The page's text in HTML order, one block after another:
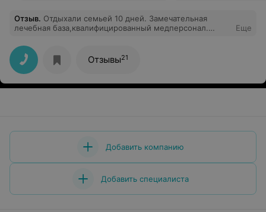
Отзыв. Отдыхали семьей 10 дней. Замечательная
лечебная база,квалифицированный медперсонал.
Николаевну,врача -гинеколога -Алину Брониславовну.
Очень грамотно и четко продумана и реализуется вся
программа отдыха. Красивая белорусская природа
вокруг!!! Но есть и минусы. Пишу о них лишь для
того,чтобы они прекратились.
Еще
Отзывы21
Добавить компанию
Добавить специалиста